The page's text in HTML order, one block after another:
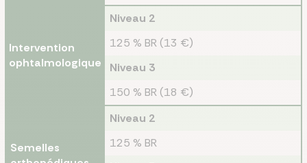
Intervention
ophtalmologique
Niveau 2
125 % BR (13 €)
Niveau 3
150 % BR (18 €)
Semelles
Niveau 2
125 % BR